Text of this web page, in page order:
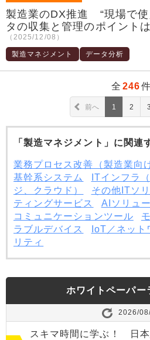
製造業のDX推進 “現場で使
タの収集と管理のポイントは
（2025/12/08）
製造マネジメント データ分析
全 246件
前へ 1 2 3
「製造マネジメント」に関連
業務プロセス改善（製造業向
基幹系システム
ITインフラ
ジ、クラウド）
その他ITソ
ティングサービス
AIソリュ
コミュニケーションツール
ラブルデバイス
IoT／ネッ
リティ
ホワイトペーパー
2026/
スキマ時間に学ぶ！ 日本